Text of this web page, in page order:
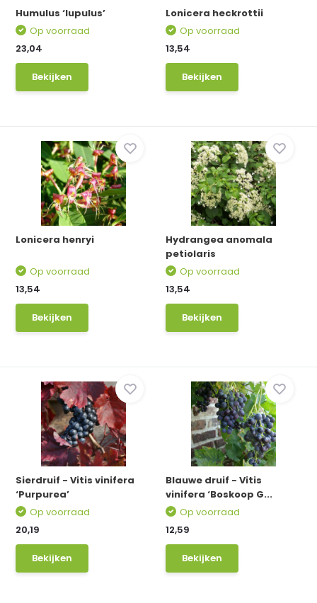
Humulus ‘lupulus’
Op voorraad
23,04
Bekijken
Lonicera heckrottii
Op voorraad
13,54
Bekijken
Lonicera henryi
Op voorraad
13,54
Bekijken
Hydrangea anomala
petiolaris
Op voorraad
13,54
Bekijken
Sierdruif - Vitis vinifera
‘Purpurea’
Op voorraad
20,19
Bekijken
Blauwe druif - Vitis
vinifera ‘Boskoop G...
Op voorraad
12,59
Bekijken